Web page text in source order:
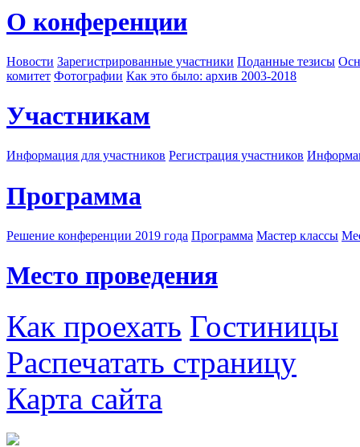
О конференции
Новости Зарегистрированные участники Поданные тезисы
комитет Фотографии Как это было: архив 2003-2018
Участникам
Информация для участников Регистрация участников
Программа
Решение конференции 2019 года Программа Мастер классы
Место проведения
Как проехать Гостиницы
Распечатать страницу
Карта сайта